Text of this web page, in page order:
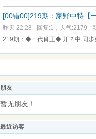
[00错00]219期：家野中特【
昨天 22:28 - 回复:1，人气:2179 -
219期：◆一代肖王◆ 开？中 同步
朋友
暂无朋友！
最近访客